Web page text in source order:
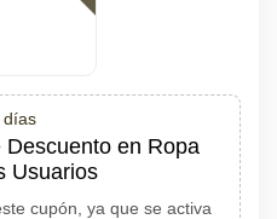
días
en Ropa
Usuarios
cupón, ya que se activa